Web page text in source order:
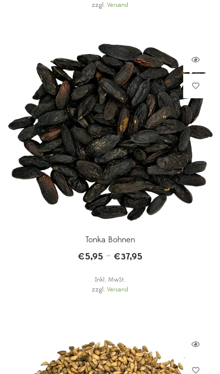
zzgl. Versand
Tonka Bohnen
€5,95 – €37,95
Inkl. MwSt.
zzgl. Versand